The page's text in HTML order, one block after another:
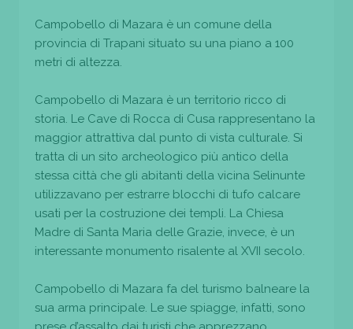
Campobello di Mazara è un comune della
provincia di Trapani situato su una piano a 100
metri di altezza.
Campobello di Mazara è un territorio ricco di
storia. Le Cave di Rocca di Cusa rappresentano la
maggior attrattiva dal punto di vista culturale. Si
tratta di un sito archeologico più antico della
stessa città che gli abitanti della vicina Selinunte
utilizzavano per estrarre blocchi di tufo calcare
usati per la costruzione dei templi. La Chiesa
Madre di Santa Maria delle Grazie, invece, è un
interessante monumento risalente al XVII secolo.
Campobello di Mazara fa del turismo balneare la
sua arma principale. Le sue spiagge, infatti, sono